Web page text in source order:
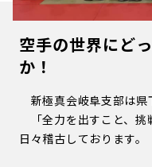
空手の世界にど
か！
新極真会岐阜支部は県
「全力を出すこと、挑
日々稽古しております。